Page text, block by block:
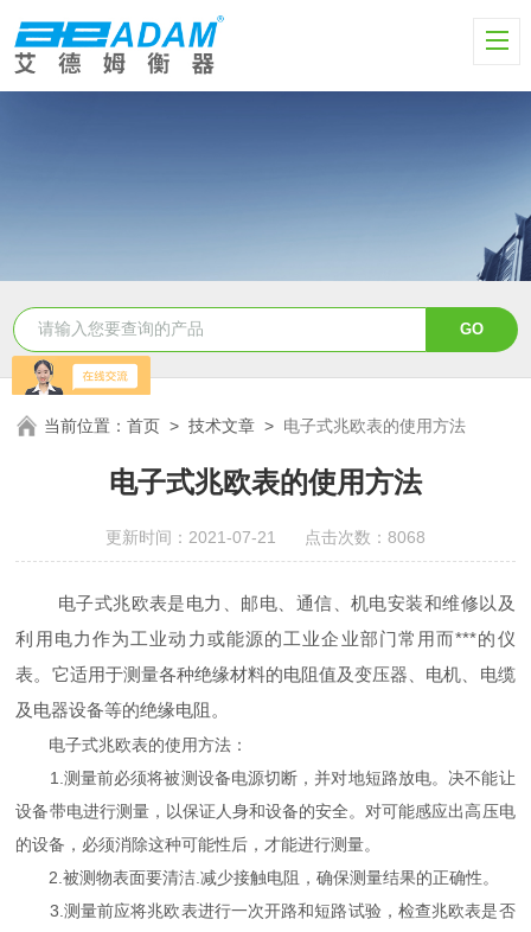
当前位置：首页 >技术文章 > 电子式兆欧表的使用方法
电子式兆欧表的使用方法
更新时间：2021-07-21 点击次数：8068
电子式兆欧表是电力、邮电、通信、机电安装和维修以及
利用电力作为工业动力或能源的工业企业部门常用而***的仪
表。它适用于测量各种绝缘材料的电阻值及变压器、电机、电缆
及电器设备等的绝缘电阻。
电子式兆欧表的使用方法：
1.测量前必须将被测设备电源切断，并对地短路放电。决不能让
设备带电进行测量，以保证人身和设备的安全。对可能感应出高压电
的设备，必须消除这种可能性后，才能进行测量。
2.被测物表面要清洁.减少接触电阻，确保测量结果的正确性。
3.测量前应将兆欧表进行一次开路和短路试验，检查兆欧表是否